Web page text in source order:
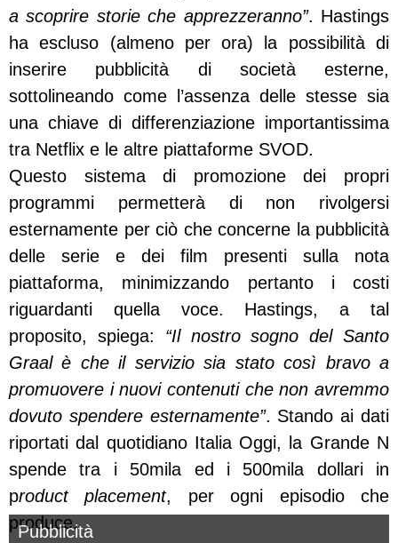
a scoprire storie che apprezzeranno”. Hastings
ha escluso (almeno per ora) la possibilità di
inserire pubblicità di società esterne,
sottolineando come l’assenza delle stesse sia
una chiave di differenziazione importantissima
tra Netflix e le altre piattaforme SVOD.
Questo sistema di promozione dei propri
programmi permetterà di non rivolgersi
esternamente per ciò che concerne la pubblicità
delle serie e dei film presenti sulla nota
piattaforma, minimizzando pertanto i costi
riguardanti quella voce. Hastings, a tal
proposito, spiega: “Il nostro sogno del Santo
Graal è che il servizio sia stato così bravo a
promuovere i nuovi contenuti che non avremmo
dovuto spendere esternamente”. Stando ai dati
riportati dal quotidiano Italia Oggi, la Grande N
spende tra i 50mila ed i 500mila dollari in
product placement, per ogni episodio che
produce.
Pubblicità